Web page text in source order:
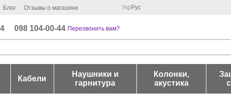
Блог Отзывы о магазине Укр Рус
098 104-00-44 Перезвонить вам?
Кабели
Наушники и
гарнитура
Колонки,
акустика